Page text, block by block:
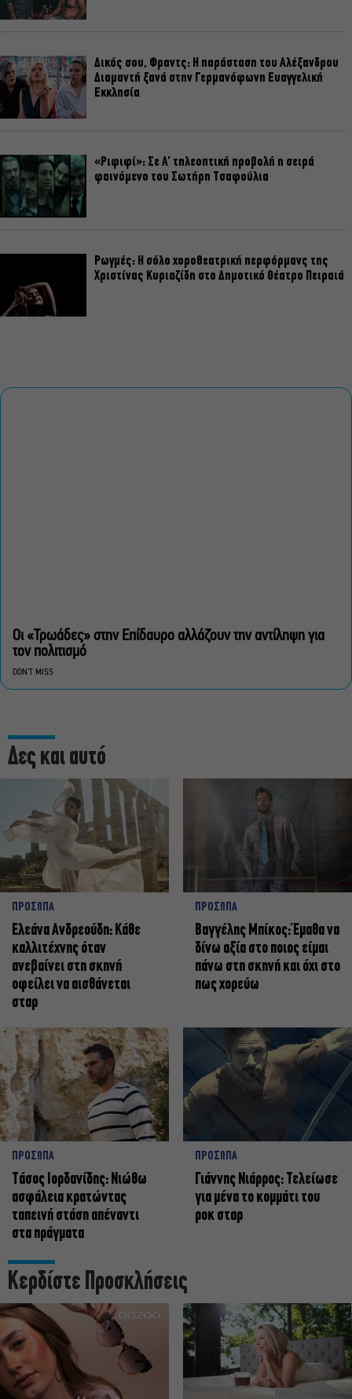
Δικός σου, Φραντς: Η παράσταση του Αλέξανδρου
Διαμαντή ξανά στην Γερμανόφωνη Ευαγγελική
Εκκλησία
«Ριφιφί»: Σε Α’ τηλεοπτική προβολή η σειρά
φαινόμενο του Σωτήρη Τσαφούλια
Ρωγμές: Η σόλο χοροθεατρική περφόρμανς της
Χριστίνας Κυριαζίδη στο Δημοτικό Θέατρο Πειραιά
Οι «Τρωάδες» στην Επίδαυρο αλλάζουν την αντίληψη για
τον πολιτισμό
DON'T MISS
Δες και αυτό
ΠΡΟΣΩΠΑ
Ελεάνα Ανδρεούδη: Κάθε
καλλιτέχνης όταν
ανεβαίνει στη σκηνή
οφείλει να αισθάνεται
σταρ
ΠΡΟΣΩΠΑ
Βαγγέλης Μπίκος: Έμαθα να
δίνω αξία στο ποιος είμαι
πάνω στη σκηνή και όχι στο
πως χορεύω
ΠΡΟΣΩΠΑ
Tάσος Ιορδανίδης: Νιώθω
ασφάλεια κρατώντας
ταπεινή στάση απέναντι
στα πράγματα
ΠΡΟΣΩΠΑ
Γιάννης Νιάρρος: Τελείωσε
για μένα το κομμάτι του
ροκ σταρ
Κερδίστε Προσκλήσεις